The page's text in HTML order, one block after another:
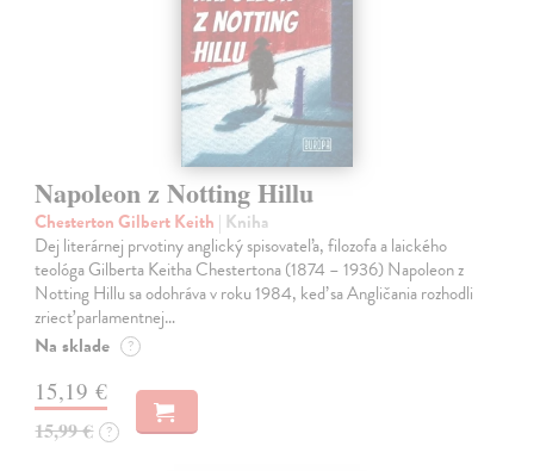
Napoleon z Notting Hillu
Chesterton Gilbert Keith | Kniha
Dej literárnej prvotiny anglický spisovateľa, filozofa a laického
teológa Gilberta Keitha Chestertona (1874 – 1936) Napoleon z
Notting Hillu sa odohráva v roku 1984, keď sa Angličania rozhodli
zriecť parlamentnej…
Na sklade ?
15,19 €
15,99 € ?